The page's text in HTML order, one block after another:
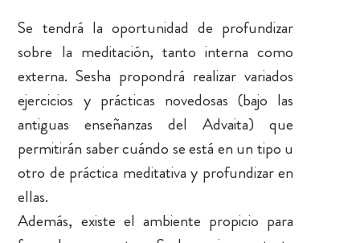
Se tendrá la oportunidad de profundizar
sobre la meditación, tanto interna como
externa. Sesha propondrá realizar variados
ejercicios y prácticas novedosas (bajo las
antiguas enseñanzas del Advaita) que
permitirán saber cuándo se está en un tipo u
otro de práctica meditativa y profundizar en
ellas.
Además, existe el ambiente propicio para